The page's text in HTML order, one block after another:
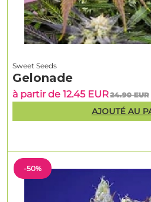
-50%
Sweet Seeds
Gelonade
à partir de 12.45 EUR24.90 EUR
AJOUTÉ AU